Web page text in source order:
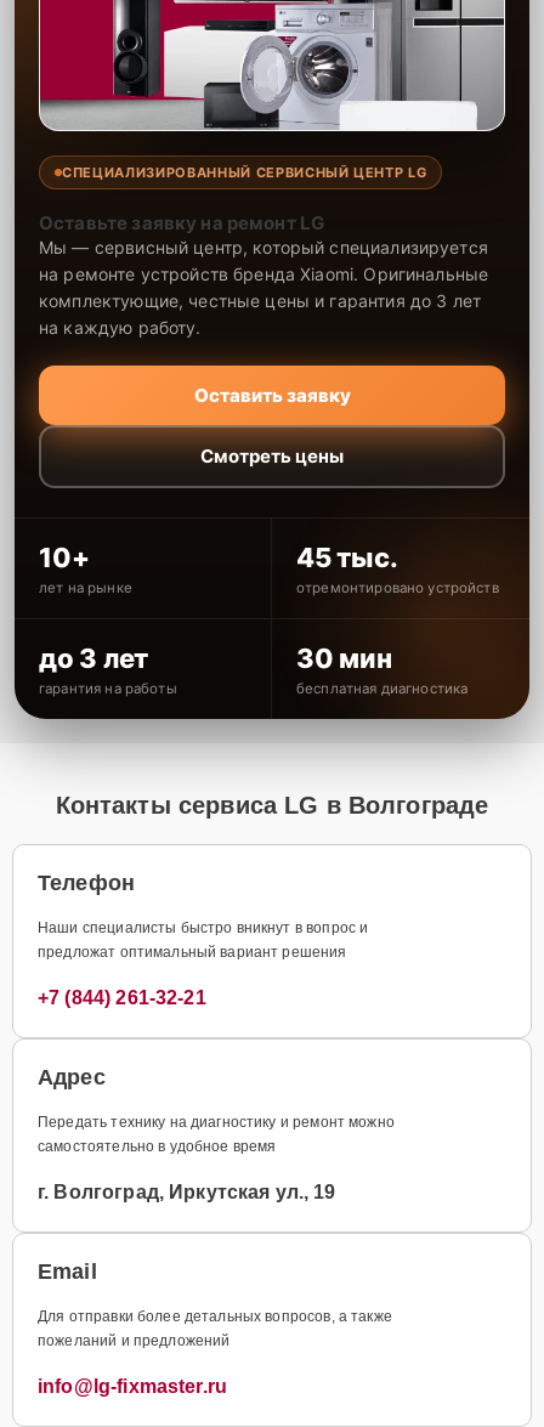
СПЕЦИАЛИЗИРОВАННЫЙ СЕРВИСНЫЙ ЦЕНТР LG
Оставьте заявку на ремонт LG
Мы — сервисный центр, который специализируется
на ремонте устройств бренда Xiaomi. Оригинальные
комплектующие, честные цены и гарантия до 3 лет
на каждую работу.
Оставить заявку
Смотреть цены
10+
лет на рынке
45 тыс.
отремонтировано устройств
до 3 лет
гарантия на работы
30 мин
бесплатная диагностика
Контакты сервиса LG в Волгограде
Телефон
Наши специалисты быстро вникнут в вопрос и
предложат оптимальный вариант решения
+7 (844) 261-32-21
Адрес
Передать технику на диагностику и ремонт можно
самостоятельно в удобное время
г. Волгоград, Иркутская ул., 19
Email
Для отправки более детальных вопросов, а также
пожеланий и предложений
info@lg-fixmaster.ru